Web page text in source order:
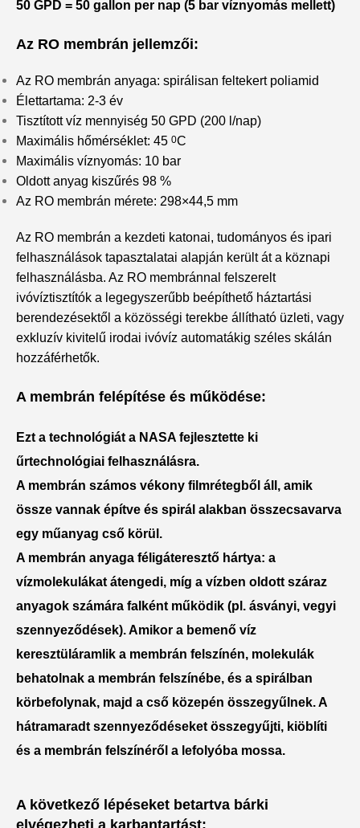
50 GPD = 50 gallon per nap (5 bar víznyomás mellett)
Az RO membrán jellemzői:
Az RO membrán anyaga: spirálisan feltekert poliamid
Élettartama: 2-3 év
Tisztított víz mennyiség 50 GPD (200 l/nap)
Maximális hőmérséklet: 45 0C
Maximális víznyomás: 10 bar
Oldott anyag kiszűrés 98 %
Az RO membrán mérete: 298×44,5 mm
Az RO membrán a kezdeti katonai, tudományos és ipari
felhasználások tapasztalatai alapján került át a köznapi
felhasználásba. Az RO membránnal felszerelt
ivóvíztisztítók a legegyszerűbb beépíthető háztartási
berendezésektől a közösségi terekbe állítható üzleti, vagy
exkluzív kivitelű irodai ivóvíz automatákig széles skálán
hozzáférhetők.
A membrán felépítése és működése:
Ezt a technológiát a NASA fejlesztette ki
űrtechnológiai felhasználásra.
A membrán számos vékony filmrétegből áll, amik
össze vannak építve és spirál alakban összecsavarva
egy műanyag cső körül.
A membrán anyaga féligáteresztő hártya: a
vízmolekulákat átengedi, míg a vízben oldott száraz
anyagok számára falként működik (pl. ásványi, vegyi
szennyeződések). Amikor a bemenő víz
keresztüláramlik a membrán felszínén, molekulák
behatolnak a membrán felszínébe, és a spirálban
körbefolynak, majd a cső közepén összegyűlnek. A
hátramaradt szennyeződéseket összegyűjti, kiöblíti
és a membrán felszínéről a lefolyóba mossa.
A következő lépéseket betartva bárki
elvégezheti a karbantartást: